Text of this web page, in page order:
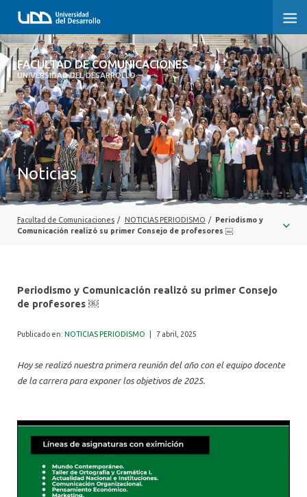
FACULTAD DE COMUNICACIONES
UNIVERSIDAD DEL DESARROLLO
FACULTAD DE COMUNICACIONES
INICIO
SOBRE LA FACULTAD
CARRERAS
POSTGRADOS Y EDUCACIÓN CONTINUA
INVESTIGACIÓN
ALUMNI
Noticias
Facultad de Comunicaciones / NOTICIAS PERIODISMO / Periodismo y
Comunicación realizó su primer Consejo de profesores ￼
Periodismo y Comunicación realizó su primer Consejo
de profesores ￼
Publicado en: NOTICIAS PERIODISMO 7 abril, 2025
Hoy se realizó nuestra primera reunión del año con el equipo docente
de la carrera para exponer los objetivos de 2025.